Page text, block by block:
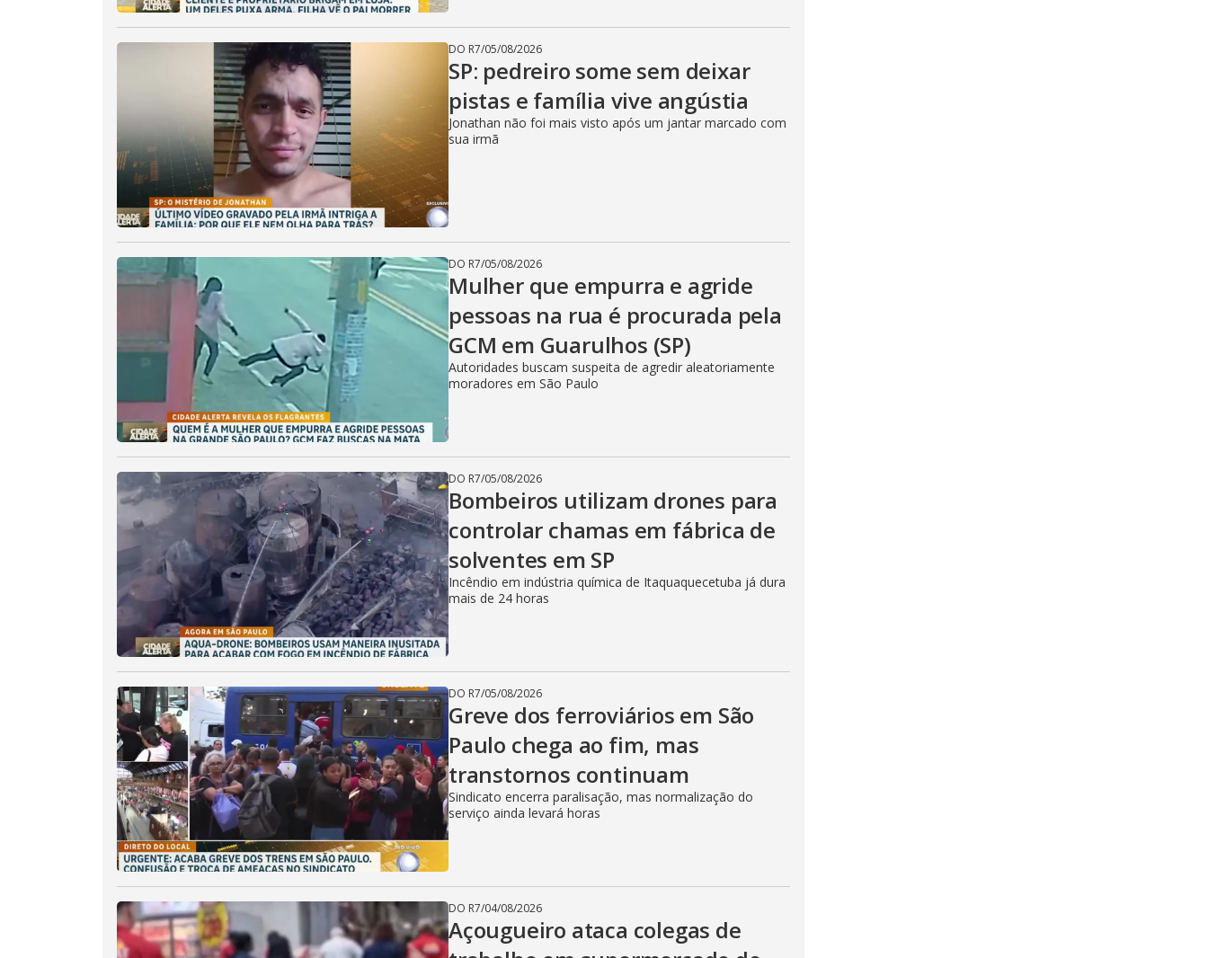
DO R7/05/08/2026
SP: pedreiro some sem deixar
pistas e família vive angústia
Jonathan não foi mais visto após um jantar marcado com
sua irmã
DO R7/05/08/2026
Mulher que empurra e agride
pessoas na rua é procurada pela
GCM em Guarulhos (SP)
Autoridades buscam suspeita de agredir aleatoriamente
moradores em São Paulo
DO R7/05/08/2026
Bombeiros utilizam drones para
controlar chamas em fábrica de
solventes em SP
Incêndio em indústria química de Itaquaquecetuba já dura
mais de 24 horas
DO R7/05/08/2026
Greve dos ferroviários em São
Paulo chega ao fim, mas
transtornos continuam
Sindicato encerra paralisação, mas normalização do
serviço ainda levará horas
DO R7/04/08/2026
Açougueiro ataca colegas de